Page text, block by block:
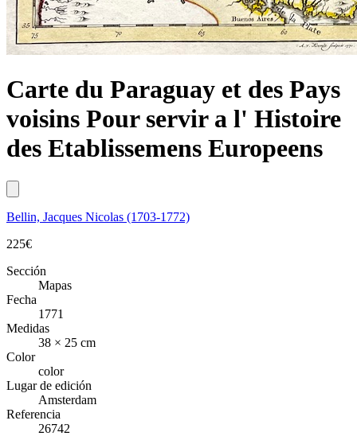
Carte du Paraguay et des Pays
voisins Pour servir a l' Histoire
des Etablissemens Europeens
Bellin, Jacques Nicolas (1703-1772)
225€
Sección
Mapas
Fecha
1771
Medidas
38 × 25 cm
Color
color
Lugar de edición
Amsterdam
Referencia
26742